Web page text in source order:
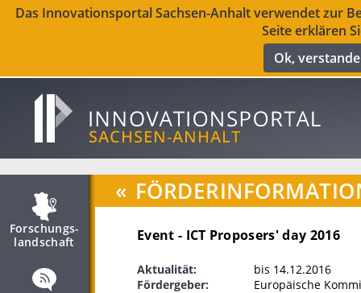
Das Innovationsportal Sachsen-Anhalt verwendet zur
Seite erklären
Ok,
Forschungs­
landschaft
«
Event - ICT Proposers' day 2016
Aktualität:
bis 14.12.2016
Fördergeber:
Europäische